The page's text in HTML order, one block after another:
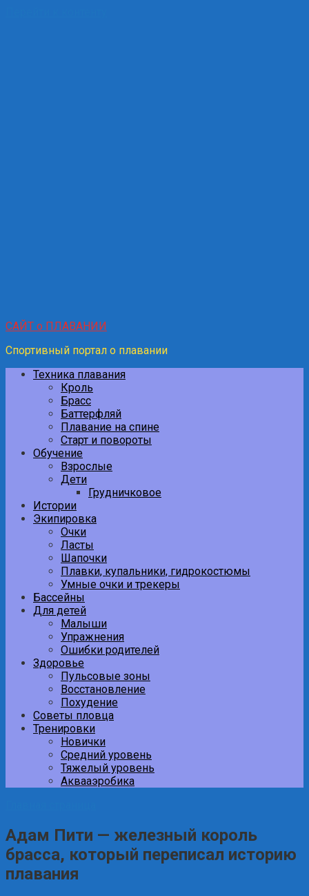
САЙТ о ПЛАВАНИИ
Спортивный портал о плавании
Техника плавания
Кроль
Брасс
Баттерфляй
Плавание на спине
Старт и повороты
Обучение
Взрослые
Дети
Грудничковое
Истории
Экипировка
Очки
Ласты
Шапочки
Плавки, купальники, гидрокостюмы
Умные очки и трекеры
Бассейны
Для детей
Малыши
Упражнения
Ошибки родителей
Здоровье
Пульсовые зоны
Восстановление
Похудение
Советы пловца
Тренировки
Новички
Средний уровень
Тяжелый уровень
Аквааэробика
Адам Пити — железный король
брасса, который переписал историю
плавания